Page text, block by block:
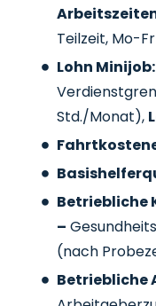
Teilzeit, Mo-Fr
Lohn
Std./Monat),
Betriebliche
–
(nach
Betriebliche